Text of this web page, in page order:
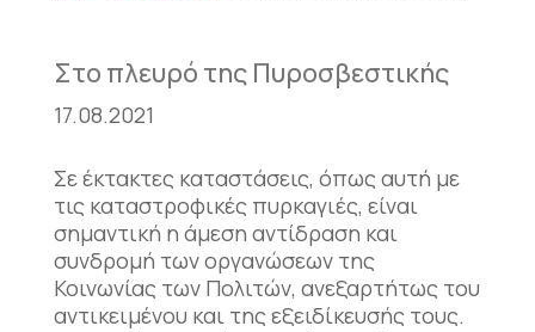
Στο πλευρό της Πυροσβεστικής
17.08.2021
Σε έκτακτες καταστάσεις, όπως αυτή με
τις καταστροφικές πυρκαγιές, είναι
σημαντική η άμεση αντίδραση και
συνδρομή των οργανώσεων της
Κοινωνίας των Πολιτών, ανεξαρτήτως του
αντικειμένου και της εξειδίκευσής τους.